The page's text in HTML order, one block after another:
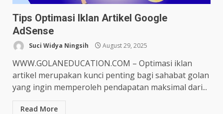
Tips Optimasi Iklan Artikel Google
AdSense
Suci Widya Ningsih August 29, 2025
WWW.GOLANEDUCATION.COM – Optimasi iklan
artikel merupakan kunci penting bagi sahabat golan
yang ingin memperoleh pendapatan maksimal dari...
Read More